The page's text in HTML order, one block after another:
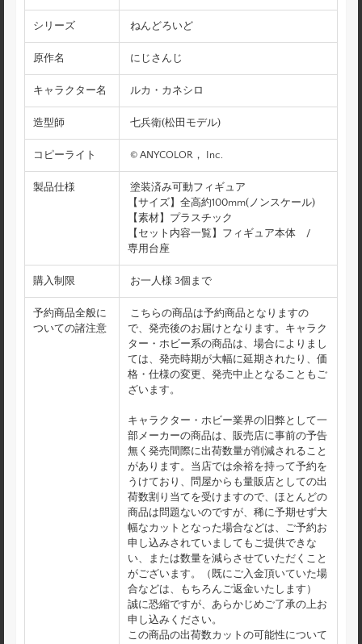
シリーズ ねんどろいど
原作名 にじさんじ
キャラクター名 ルカ・カネシロ
造型師 七兵衛(松田モデル)
コピーライト © ANYCOLOR， Inc.
製品仕様
塗装済み可動フィギュア
【サイズ】全高約100mm(ノンスケール)
【素材】プラスチック
【セット内容一覧】フィギュア本体 /
専用台座
購入制限 お一人様 3個まで
予約商品全般に
ついての諸注意
こちらの商品は予約商品となりますの
で、発売後のお届けとなります。キャラク
ター・ホビー系の商品は、場合によりまし
ては、発売時期が大幅に延期されたり、価
格・仕様の変更、発売中止となることもご
ざいます。
キャラクター・ホビー業界の旧弊として一
部メーカーの商品は、販売店に事前の予告
無く発売間際に出荷数量が削減されること
があります。当店では余裕を持って予約を
うけており、問屋からも量販店としての出
荷数割り当てを受けますので、ほとんどの
商品は問題ないのですが、稀に予期せず大
幅なカットとなった場合などは、ご予約お
申し込みされていましてもご提供できな
い、または数量を減らさせていただくこと
がございます。（既にご入金頂いていた場
合などは、もちろんご返金いたします）
誠に恐縮ですが、あらかじめご了承の上お
申し込みください。
この商品の出荷数カットの可能性について